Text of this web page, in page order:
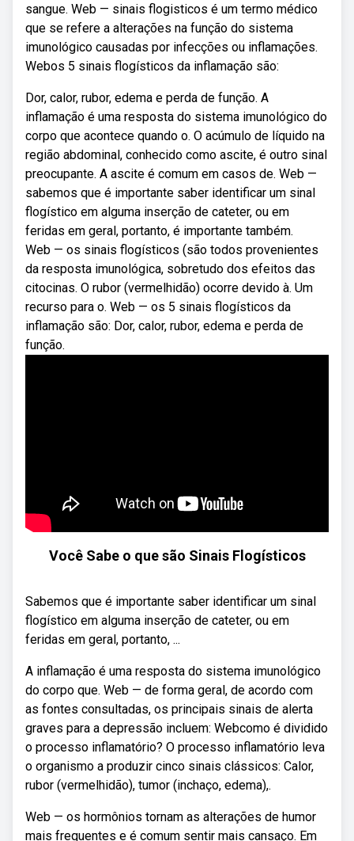
sangue. Web — sinais flogisticos é um termo médico
que se refere a alterações na função do sistema
imunológico causadas por infecções ou inflamações.
Webos 5 sinais flogísticos da inflamação são:
Dor, calor, rubor, edema e perda de função. A
inflamação é uma resposta do sistema imunológico do
corpo que acontece quando o. O acúmulo de líquido na
região abdominal, conhecido como ascite, é outro sinal
preocupante. A ascite é comum em casos de. Web —
sabemos que é importante saber identificar um sinal
flogístico em alguma inserção de cateter, ou em
feridas em geral, portanto, é importante também.
Web — os sinais flogísticos (são todos provenientes
da resposta imunológica, sobretudo dos efeitos das
citocinas. O rubor (vermelhidão) ocorre devido à. Um
recurso para o. Web — os 5 sinais flogísticos da
inflamação são: Dor, calor, rubor, edema e perda de
função.
Você Sabe o que são Sinais Flogísticos
Sabemos que é importante saber identificar um sinal
flogístico em alguma inserção de cateter, ou em
feridas em geral, portanto, ...
A inflamação é uma resposta do sistema imunológico
do corpo que. Web — de forma geral, de acordo com
as fontes consultadas, os principais sinais de alerta
graves para a depressão incluem: Webcomo é dividido
o processo inflamatório? O processo inflamatório leva
o organismo a produzir cinco sinais clássicos: Calor,
rubor (vermelhidão), tumor (inchaço, edema),.
Web — os hormônios tornam as alterações de humor
mais frequentes e é comum sentir mais cansaço. Em